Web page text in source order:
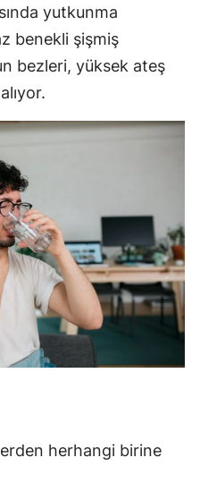
yutkunma
benekli şişmiş
bezleri, yüksek ateş
herhangi birine